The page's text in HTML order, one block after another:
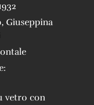
, Giuseppina
vetro con